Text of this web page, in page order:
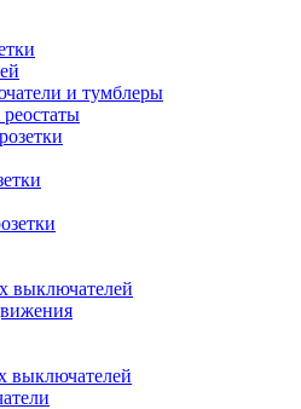
и тумблеры
выключателей
выключателей